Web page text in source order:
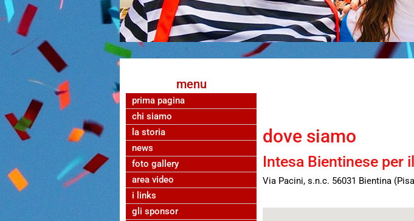
menu
prima pagina
chi siamo
la storia
news
foto gallery
area video
i links
gli sponsor
dove siamo
Intesa Bientinese per
Via Pacini, s.n.c. 56031 Bientina